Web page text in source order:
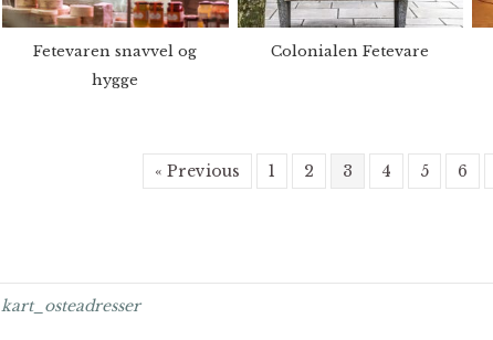
Fetevaren snavvel og
hygge
Colonialen Fetevare
« Previous 1 2 3 4 5 6
kart_osteadresser